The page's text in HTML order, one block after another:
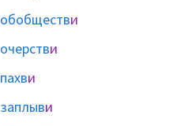
обобществи
очерстви
пахви
заплыви